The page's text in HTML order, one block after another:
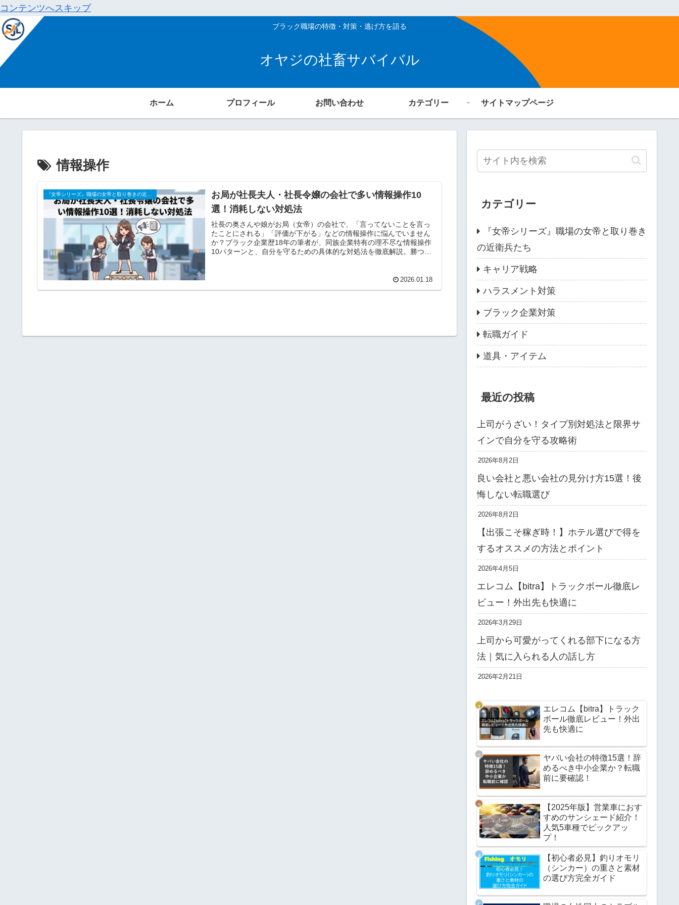
コンテンツへスキップ
ブラック職場の特徴・対策・逃げ方を語る
オヤジの社畜サバイバル
ホーム プロフィール お問い合わせ カテゴリー サイトマップページ
情報操作
お局が社長夫人・社長令嬢の会社で多い情報操作10
選！消耗しない対処法
社長の奥さんや娘がお局（女帝）の会社で、「言ってないことを言っ
たことにされる」「評価が下がる」などの情報操作に悩んでいません
か？ブラック企業歴18年の筆者が、同族企業特有の理不尽な情報操作
10パターンと、自分を守るための具体的な対処法を徹底解説。勝つた
2026.01.18
カテゴリー
『女帝シリーズ』職場の女帝と取り巻き
の近衛兵たち
キャリア戦略
ハラスメント対策
ブラック企業対策
転職ガイド
道具・アイテム
最近の投稿
上司がうざい！タイプ別対処法と限界サ
インで自分を守る攻略術
2026年8月2日
良い会社と悪い会社の見分け方15選！後
悔しない転職選び
2026年8月2日
【出張こそ稼ぎ時！】ホテル選びで得を
するオススメの方法とポイント
2026年4月5日
エレコム【bitra】トラックボール徹底レ
ビュー！外出先も快適に
2026年3月29日
上司から可愛がってくれる部下になる方
法｜気に入られる人の話し方
2026年2月21日
エレコム【bitra】トラック
ボール徹底レビュー！外出
先も快適に
ヤバい会社の特徴15選！辞
めるべき中小企業か？転職
前に要確認！
【2025年版】営業車におす
すめのサンシェード紹介！
人気5車種でピックアッ
プ！
【初心者必見】釣りオモリ
（シンカー）の重さと素材
の選び方完全ガイド